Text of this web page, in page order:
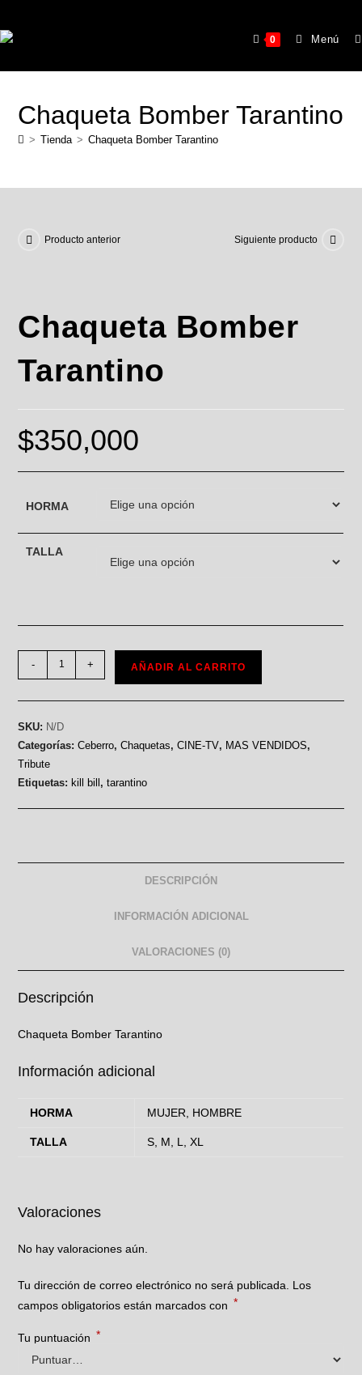
0 Menú
Chaqueta Bomber Tarantino
> Tienda > Chaqueta Bomber Tarantino
Producto anterior Siguiente producto
Chaqueta Bomber
Tarantino
$350,000
HORMA
TALLA
- + AÑADIR AL CARRITO
SKU: N/D
Categorías:Ceberro,Chaquetas,CINE-TV, MAS VENDIDOS,
Tribute
Etiquetas:kill bill,tarantino
DESCRIPCIÓN
INFORMACIÓN ADICIONAL
VALORACIONES (0)
Descripción
Chaqueta Bomber Tarantino
Información adicional
HORMA MUJER, HOMBRE
TALLA S, M, L, XL
Valoraciones
No hay valoraciones aún.
Tu dirección de correo electrónico no será publicada. Los
campos obligatorios están marcados con *
Tu puntuación *